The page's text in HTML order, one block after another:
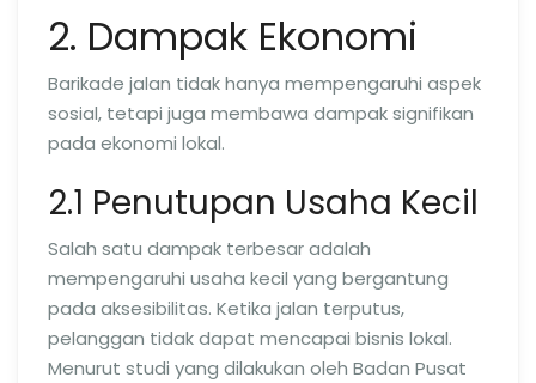
2. Dampak Ekonomi
Barikade jalan tidak hanya mempengaruhi aspek
sosial, tetapi juga membawa dampak signifikan
pada ekonomi lokal.
2.1 Penutupan Usaha Kecil
Salah satu dampak terbesar adalah
mempengaruhi usaha kecil yang bergantung
pada aksesibilitas. Ketika jalan terputus,
pelanggan tidak dapat mencapai bisnis lokal.
Menurut studi yang dilakukan oleh Badan Pusat